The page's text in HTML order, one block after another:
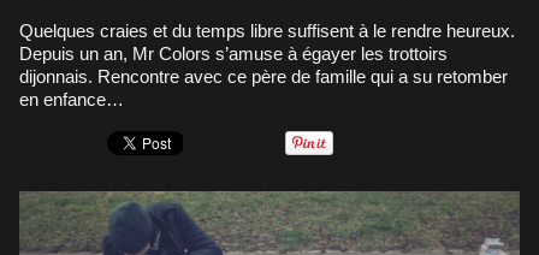
Quelques craies et du temps libre suffisent à le rendre heureux.
Depuis un an, Mr Colors s’amuse à égayer les trottoirs
dijonnais. Rencontre avec ce père de famille qui a su retomber
en enfance…